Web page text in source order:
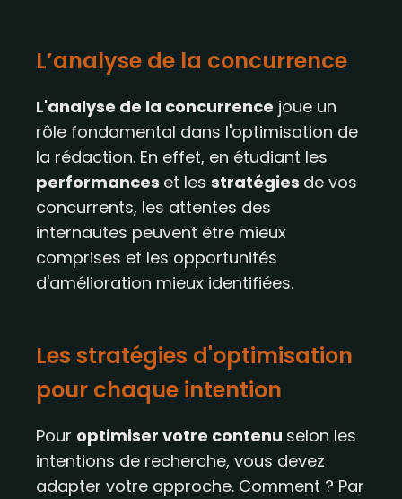
L’analyse de la concurrence
L'analyse de la concurrence joue un
rôle fondamental dans l'optimisation de
la rédaction. En effet, en étudiant les
performances et les stratégies de vos
concurrents, les attentes des
internautes peuvent être mieux
comprises et les opportunités
d'amélioration mieux identifiées.
Les stratégies d'optimisation
pour chaque intention
Pour optimiser votre contenu selon les
intentions de recherche, vous devez
adapter votre approche. Comment ? Par